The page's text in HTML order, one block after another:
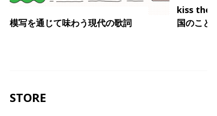
模写を通じて味わう現代の歌詞
kiss the
国のこと
STORE